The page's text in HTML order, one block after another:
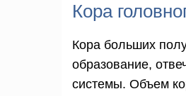
Кора
Кора больших
образование,
системы. Объем